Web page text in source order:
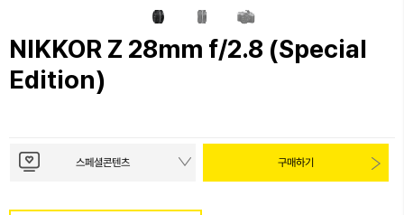
NIKKOR Z 28mm f/2.8 (Special
Edition)
스페셜콘텐츠 구매하기